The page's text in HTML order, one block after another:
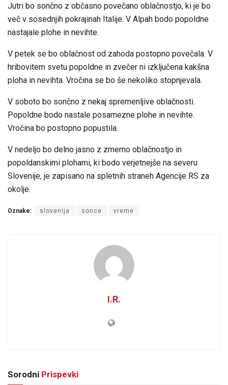
Jutri bo sončno z občasno povečano oblačnostjo, ki je bo
več v sosednjih pokrajinah Italije. V Alpah bodo popoldne
nastajale plohe in nevihte.
V petek se bo oblačnost od zahoda postopno povečala. V
hribovitem svetu popoldne in zvečer ni izključena kakšna
ploha in nevihta. Vročina se bo še nekoliko stopnjevala.
V soboto bo sončno z nekaj spremenljive oblačnosti.
Popoldne bodo nastale posamezne plohe in nevihte.
Vročina bo postopno popustila.
V nedeljo bo delno jasno z zmerno oblačnostjo in
popoldanskimi plohami, ki bodo verjetnejše na severu
Slovenije, je zapisano na spletnih straneh Agencije RS za
okolje.
Oznake: slovenija sonce vreme
I.R.
Sorodni Prispevki